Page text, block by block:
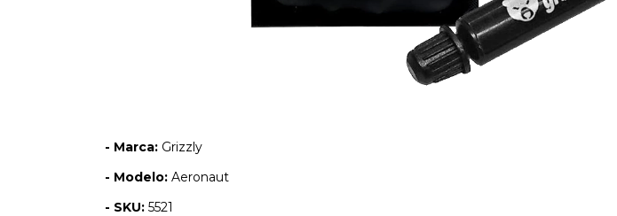
- Marca: Grizzly
- Modelo: Aeronaut
- SKU: 5521